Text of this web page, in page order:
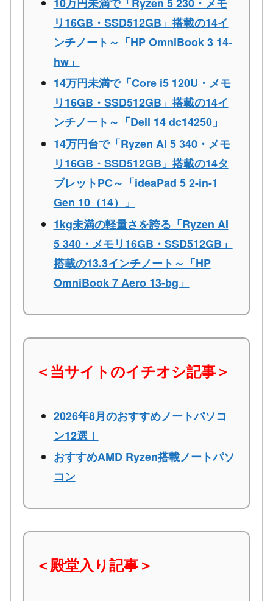
リ16GB・SSD512GB」搭載の14イ
ンチノート～「HP OmniBook 3 14-
hw」
14万円未満で「Core i5 120U・メモ
リ16GB・SSD512GB」搭載の14イ
ンチノート～「Dell 14 dc14250」
14万円台で「Ryzen AI 5 340・メモ
リ16GB・SSD512GB」搭載の14タ
ブレットPC～「ideaPad 5 2-in-1
Gen 10（14）」
1kg未満の軽量さを誇る「Ryzen AI
5 340・メモリ16GB・SSD512GB」
搭載の13.3インチノート～「HP
OmniBook 7 Aero 13-bg」
＜当サイトのイチオシ記事＞
2026年8月のおすすめノートパソコ
ン12選！
おすすめAMD Ryzen搭載ノートパソ
コン
＜殿堂入り記事＞